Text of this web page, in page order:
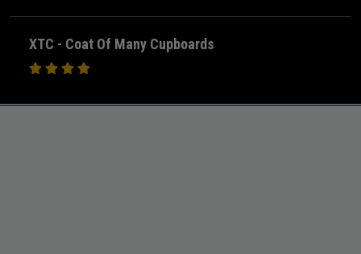
XTC - Coat Of Many Cupboards